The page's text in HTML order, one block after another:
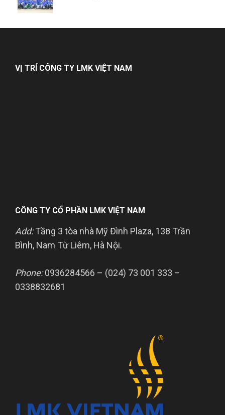
VỊ TRÍ CÔNG TY LMK VIỆT NAM
CÔNG TY CỔ PHẦN LMK VIỆT NAM
Add:Tầng 3 tòa nhà Mỹ Đình Plaza, 138 Trần
Bình, Nam Từ Liêm, Hà Nội.
Phone:0936284566 – (024) 73 001 333 –
0338832681